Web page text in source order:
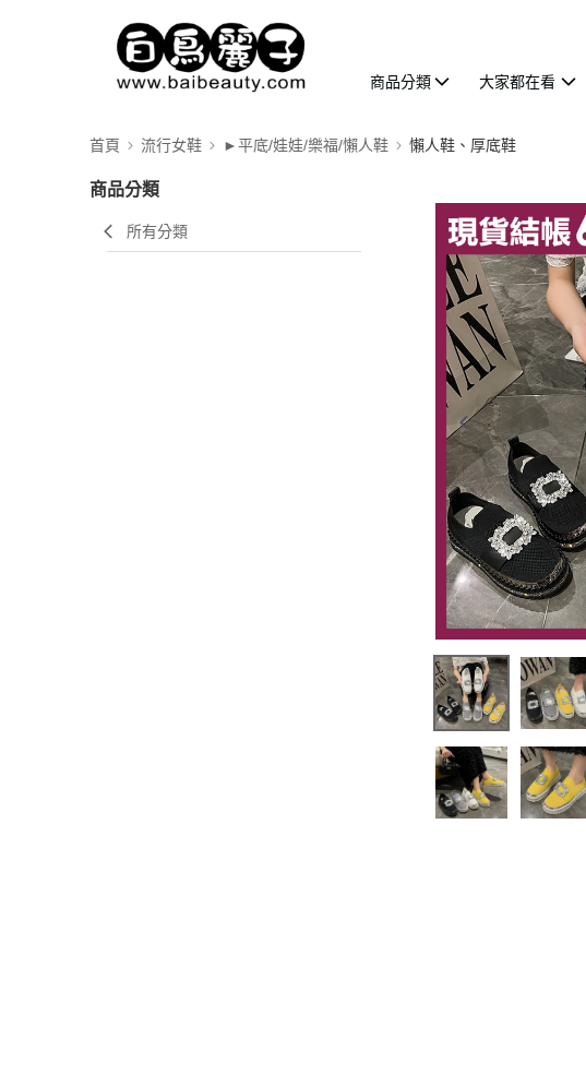
商品分類 大家都在看
首頁 流行女鞋 ►平底/娃娃/樂福/懶人鞋 懶人鞋、厚底鞋
商品分類
所有分類